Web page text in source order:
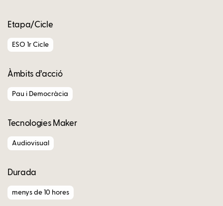
Etapa/Cicle
ESO 1r Cicle
Àmbits d’acció
Pau i Democràcia
Tecnologies Maker
Audiovisual
Durada
menys de 10 hores